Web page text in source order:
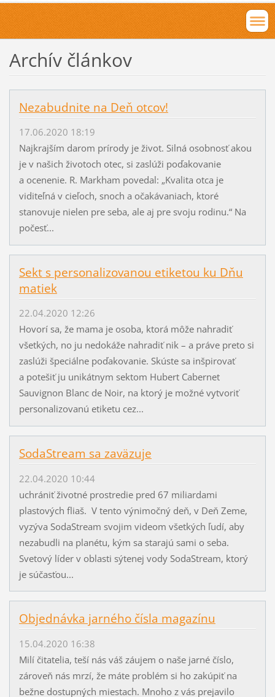
Archív článkov
Nezabudnite na Deň otcov!
17.06.2020 18:19
Najkrajším darom prírody je život. Silná osobnosť akou
je v našich životoch otec, si zaslúži poďakovanie
a ocenenie. R. Markham povedal: „Kvalita otca je
viditeľná v cieľoch, snoch a očakávaniach, ktoré
stanovuje nielen pre seba, ale aj pre svoju rodinu.“ Na
počesť...
Sekt s personalizovanou etiketou ku Dňu
matiek
22.04.2020 12:26
Hovorí sa, že mama je osoba, ktorá môže nahradiť
všetkých, no ju nedokáže nahradiť nik – a práve preto si
zaslúži špeciálne poďakovanie. Skúste sa inšpirovať
a potešiť ju unikátnym sektom Hubert Cabernet
Sauvignon Blanc de Noir, na ktorý je možné vytvoriť
personalizovanú etiketu cez...
SodaStream sa zaväzuje
22.04.2020 10:44
uchrániť životné prostredie pred 67 miliardami
plastových fliaš. V tento výnimočný deň, v Deň Zeme,
vyzýva SodaStream svojim videom všetkých ľudí, aby
nezabudli na planétu, kým sa starajú sami o seba.
Svetový líder v oblasti sýtenej vody SodaStream, ktorý
je súčasťou...
Objednávka jarného čísla magazínu
15.04.2020 16:38
Milí čitatelia, teší nás váš záujem o naše jarné číslo,
zároveň nás mrzí, že máte problém si ho zakúpiť na
bežne dostupných miestach. Mnoho z vás prejavilo